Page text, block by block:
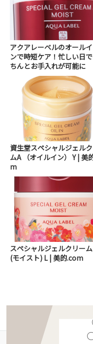
アクアレーベルのオール
ンで時短ケア！忙しい日
ちんとお手入れが可能に
資生堂スペシャルジェル
ムA （オイルイン） Y | 美
m
スペシャルジェルクリー
(モイスト) L | 美的.com